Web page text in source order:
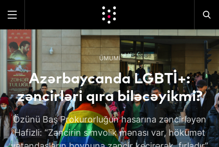
ÜMUMI
Azərbaycanda LGBTİ+:
zəncirləri qıra biləcəyikmi?
Özünü Baş Prokurorluğun hasarına zəncirləyən
Hafizli: “Zəncirin simvolik mənası var, hökumət